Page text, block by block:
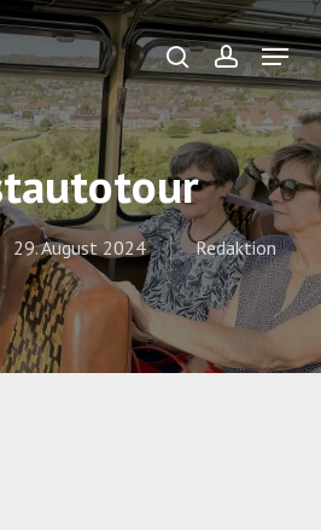
searchaccount
Menu
29. August 2024
Redaktion
Close
Menu